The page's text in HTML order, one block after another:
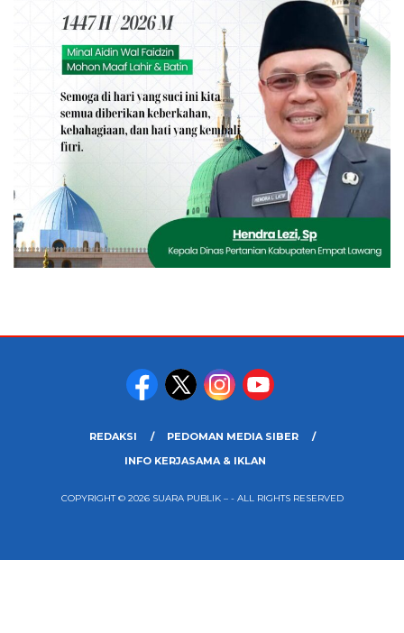
REDAKSI
PEDOMAN MEDIA SIBER
INFO KERJASAMA & IKLAN
COPYRIGHT © 2026 SUARA PUBLIK – - ALL RIGHTS RESERVED